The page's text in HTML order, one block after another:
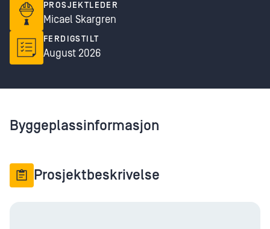
PROSJEKTLEDER
Micael Skargren
FERDIGSTILT
August 2026
Byggeplassinformasjon
Prosjektbeskrivelse